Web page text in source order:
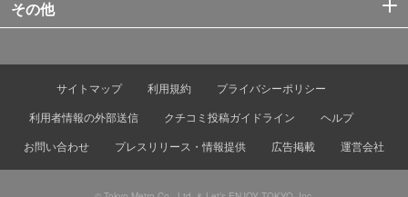
その他
サイトマップ 利用規約
プライバシーポリシー
利用者情報の外部送信
クチコミ投稿ガイドライン
ヘルプ
お問い合わせ
プレスリリース・情報提供 広告掲載 運営会社